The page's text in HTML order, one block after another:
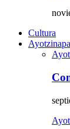
Cultura
Ayotzinapa